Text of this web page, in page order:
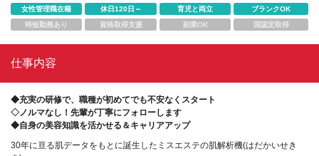
女性管理職在籍
休日120日～ 育児と両立
ブランクOK
時短勤務あり
資格取得支援 副業OK 国認定取得
仕事内容
◆充実の研修で、職種が初めてでも不安なくスタート
◇ノルマなし！先輩が丁寧にフォローします
◆自身の美容知識を活かせる＆キャリアアップ
30年に亘る肌データをもとに誕生したミスエステの肌解析機(はだかいせき